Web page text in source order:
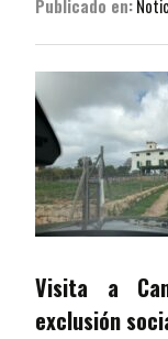
Publicado en:
Visita a
exclusión